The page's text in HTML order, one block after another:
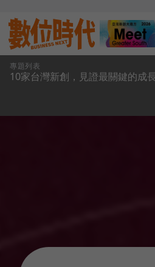
專題列表
10家台灣新創，見證最關鍵的成
台灣新創最